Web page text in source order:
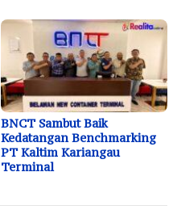
BNCT Sambut Baik
Kedatangan Benchmarking
PT Kaltim Kariangau
Terminal